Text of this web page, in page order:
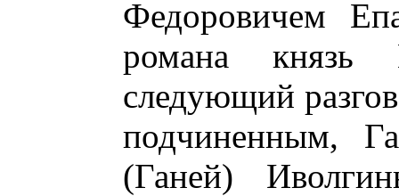
Федоровичем
романа князь
следующий
подчиненным,
(Ганей)